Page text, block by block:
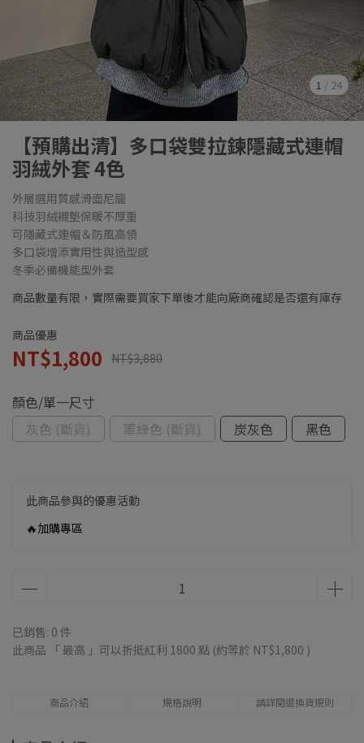
1 / 24
【預購出清】多口袋雙拉鍊隱藏式連帽
羽絨外套 4色
外層選用質感滑面尼龍
科技羽絨襯墊保暖不厚重
可隱藏式連帽＆防風高領
多口袋增添實用性與造型感
冬季必備機能型外套
商品數量有限，實際需要買家下單後才能向廠商確認是否還有庫存
商品優惠
NT$1,800 NT$3,880
顏色/單一尺寸
灰色 (斷貨)
軍綠色 (斷貨) 炭灰色 黑色
此商品參與的優惠活動
🔥加購專區
已銷售: 0 件
此商品 「 最高 」可以折抵紅利 1800 點 (約等於 NT$1,800 )
商品介紹 規格說明 請詳閱退換貨規則